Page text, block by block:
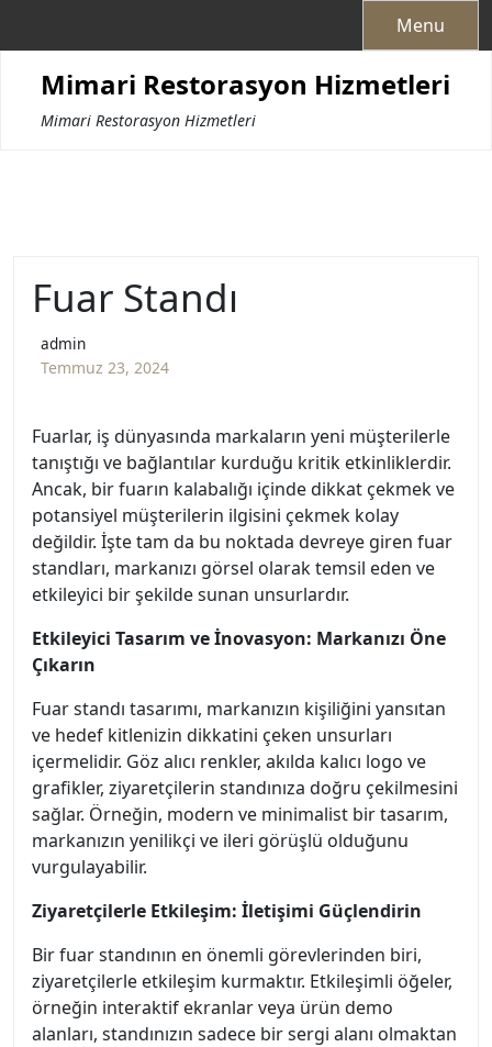
Menu
Mimari Restorasyon Hizmetleri
Mimari Restorasyon Hizmetleri
Fuar Standı
admin
Temmuz 23, 2024
Fuarlar, iş dünyasında markaların yeni müşterilerle
tanıştığı ve bağlantılar kurduğu kritik etkinliklerdir.
Ancak, bir fuarın kalabalığı içinde dikkat çekmek ve
potansiyel müşterilerin ilgisini çekmek kolay
değildir. İşte tam da bu noktada devreye giren fuar
standları, markanızı görsel olarak temsil eden ve
etkileyici bir şekilde sunan unsurlardır.
Etkileyici Tasarım ve İnovasyon: Markanızı Öne
Çıkarın
Fuar standı tasarımı, markanızın kişiliğini yansıtan
ve hedef kitlenizin dikkatini çeken unsurları
içermelidir. Göz alıcı renkler, akılda kalıcı logo ve
grafikler, ziyaretçilerin standınıza doğru çekilmesini
sağlar. Örneğin, modern ve minimalist bir tasarım,
markanızın yenilikçi ve ileri görüşlü olduğunu
vurgulayabilir.
Ziyaretçilerle Etkileşim: İletişimi Güçlendirin
Bir fuar standının en önemli görevlerinden biri,
ziyaretçilerle etkileşim kurmaktır. Etkileşimli öğeler,
örneğin interaktif ekranlar veya ürün demo
alanları, standınızın sadece bir sergi alanı olmaktan